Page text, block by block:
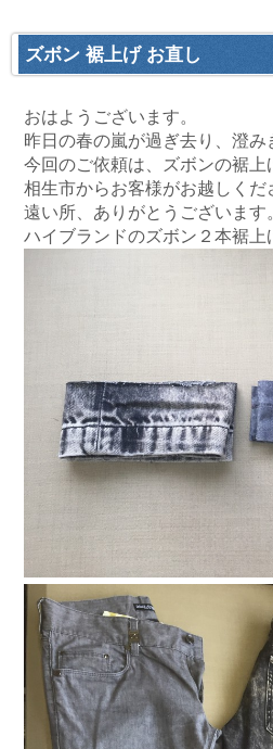
ズボン 裾上げ お直し
おはようございます。
昨日の春の嵐が過ぎ去り、澄み
今回のご依頼は、ズボンの裾上
相生市からお客様がお越しくだ
遠い所、ありがとうございます
ハイブランドのズボン２本裾上